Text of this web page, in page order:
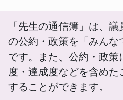
「先生の通信簿」は、
の公約・政策を「みんな
です。また、公約・政
度・達成度などを含め
することができます。